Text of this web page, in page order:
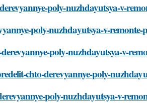
poly-nuzhdayutsya-v-
poly-nuzhdayutsya-v-remonte-
poly-nuzhdayutsya-v-
chto-derevyannye-poly-
poly-nuzhdayutsya-v-